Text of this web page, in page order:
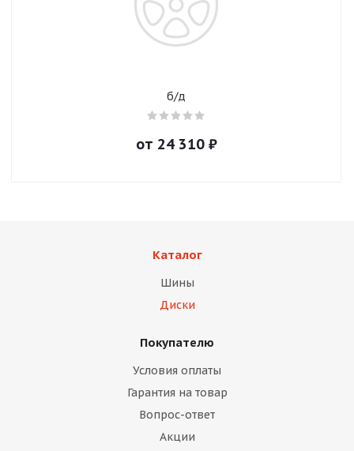
б/д
от 24 310₽
Каталог
Шины
Диски
Покупателю
Условия оплаты
Гарантия на товар
Вопрос-ответ
Акции